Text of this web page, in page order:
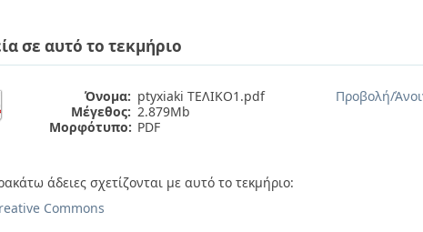
σε αυτό το τεκμήριο
Όνομα: ptyxiaki ΤΕΛΙΚΟ1.pdf
Μέγεθος: 2.879Mb
Μορφότυπο: PDF
Προβολή/
άδειες σχετίζονται με αυτό το τεκμήριο:
Commons